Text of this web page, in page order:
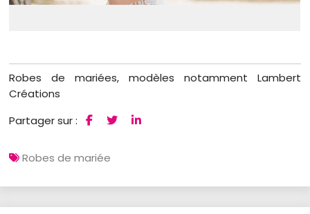
Robes de mariées, modèles notamment Lambert
Créations
Partager sur :
Robes de mariée